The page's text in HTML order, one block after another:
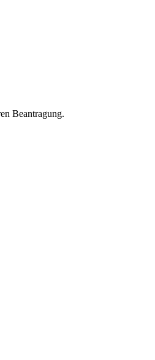
Beantragung.